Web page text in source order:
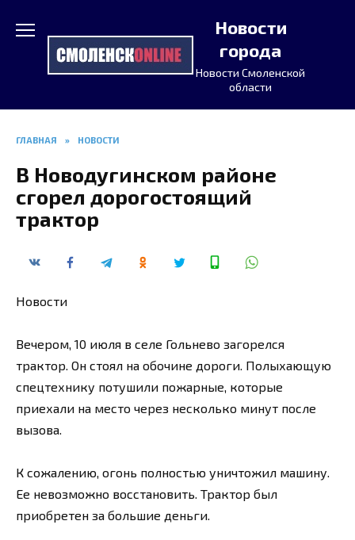
содержанию
Новости
города
Новости Смоленской
области
ГЛАВНАЯ » НОВОСТИ
В Новодугинском районе
сгорел дорогостоящий
трактор
Новости
Вечером, 10 июля в селе Гольнево загорелся
трактор. Он стоял на обочине дороги. Полыхающую
спецтехнику потушили пожарные, которые
приехали на место через несколько минут после
вызова.
К сожалению, огонь полностью уничтожил машину.
Ее невозможно восстановить. Трактор был
приобретен за большие деньги.